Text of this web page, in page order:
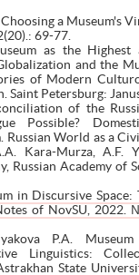
a Museum's
69-77.
as the
and the
of Modern
Saint Petersburg:
of the
Possible?
World as a
Kara-Murza, A.F.
Russian Academy of
in Discursive Space:
of NovSU, 2022.
P.A.
Linguistics:
State